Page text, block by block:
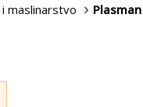
maslinarstvo